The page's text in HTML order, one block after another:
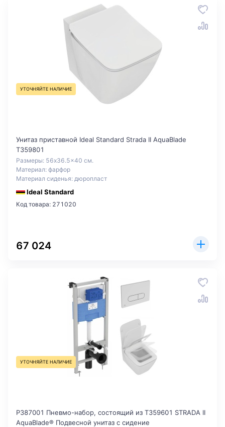
УТОЧНЯЙТЕ НАЛИЧИЕ
Унитаз приставной Ideal Standard Strada II AquaBlade
T359801
Размеры: 56x36.5x40 см.
Материал: фарфор
Материал сиденья: дюропласт
Ideal Standard
Код товара: 271020
67 024
УТОЧНЯЙТЕ НАЛИЧИЕ
P387001 Пневмо-набор, состоящий из T359601 STRADA II
AquaBlade® Подвесной унитаз с сидение